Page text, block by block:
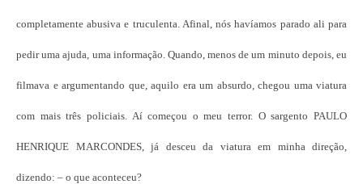
completamente abusiva e truculenta. Afinal, nós havíamos parado ali para
pedir uma ajuda, uma informação. Quando, menos de um minuto depois, eu
filmava e argumentando que, aquilo era um absurdo, chegou uma viatura
com mais três policiais. Aí começou o meu terror. O sargento PAULO
HENRIQUE MARCONDES, já desceu da viatura em minha direção,
dizendo: – o que aconteceu?